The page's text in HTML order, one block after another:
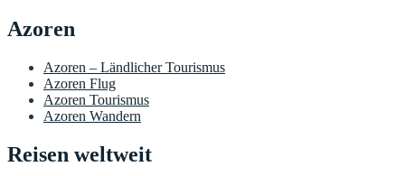
Azoren
Azoren – Ländlicher Tourismus
Azoren Flug
Azoren Tourismus
Azoren Wandern
Reisen weltweit